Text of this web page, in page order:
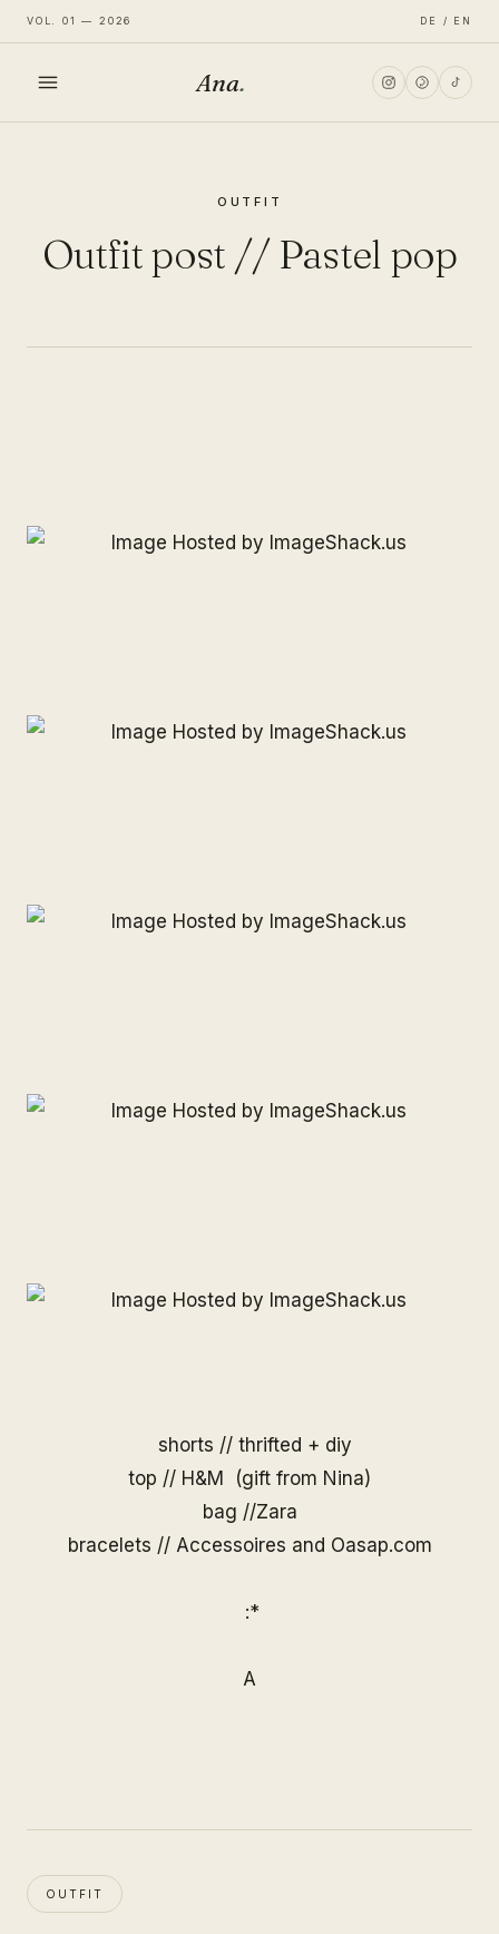
VOL. 01 — 2026 DE / EN
Ana.
OUTFIT
Outfit post // Pastel pop
shorts // thrifted + diy
top // H&M (gift from Nina)
bag //Zara
bracelets // Accessoires and Oasap.com
:*
A
OUTFIT